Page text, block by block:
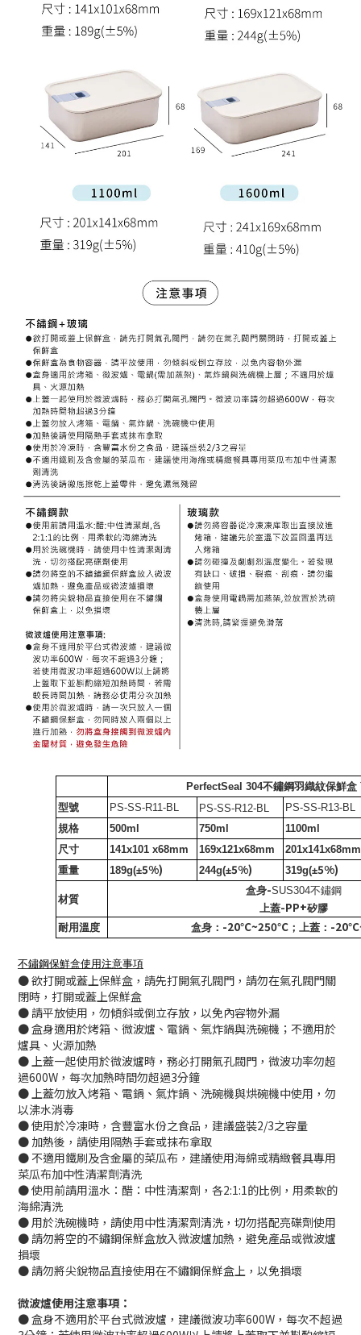
PerfectSeal 304不鏽鋼羽織紋保鮮盒
型號
PS-SS-R11-BL PS-SS-R12-BL
PS-SS-R13-BL
規格
500ml 750ml
1100ml
尺寸
141x101 x68mm 169x121x68mm
201x141x68mm
重量
189g(±5%) 244g(±5%) 319g(±5%)
材質
盒身-SUS304不鏽鋼
上蓋-PP+矽膠
耐用溫度
盒身： -20°C~250°C ；上蓋： -20°
不鏽鋼保鮮盒使用注意事項
● 欲打開或蓋上保鮮盒，請先打開氣孔閥門，請勿在氣孔閥門關
閉時，打開或蓋上保鮮盒
● 請平放使用，勿傾斜或倒立存放，以免內容物外漏
● 盒身適用於烤箱、微波爐、電鍋、氣炸鍋與洗碗機；不適用於
爐具、火源加熱
● 上蓋一起使用於微波爐時，務必打開氣孔閥門，微波功率勿超
過600W，每次加熱時間勿超過3分鐘
● 上蓋勿放入烤箱、電鍋、氣炸鍋、洗碗機與烘碗機中使用，勿
以沸水消毒
● 使用於冷凍時，含豐富水份之食品，建議盛裝2/3之容量
● 加熱後，請使用隔熱手套或抹布拿取
● 不適用鐵刷及含金屬的菜瓜布，建議使用海綿或精緻餐具專用
菜瓜布加中性清潔劑清洗
● 使用前請用溫水：醋：中性清潔劑，各2:1:1的比例，用柔軟的
海綿清洗
● 用於洗碗機時，請使用中性清潔劑清洗，切勿搭配亮碟劑使用
● 請勿將空的不鏽鋼保鮮盒放入微波爐加熱，避免產品或微波爐
損壞
● 請勿將尖銳物品直接使用在不鏽鋼保鮮盒上，以免損壞
微波爐使用注意事項：
● 盒身不適用於平台式微波爐，建議微波功率600W，每次不超過
立即購買